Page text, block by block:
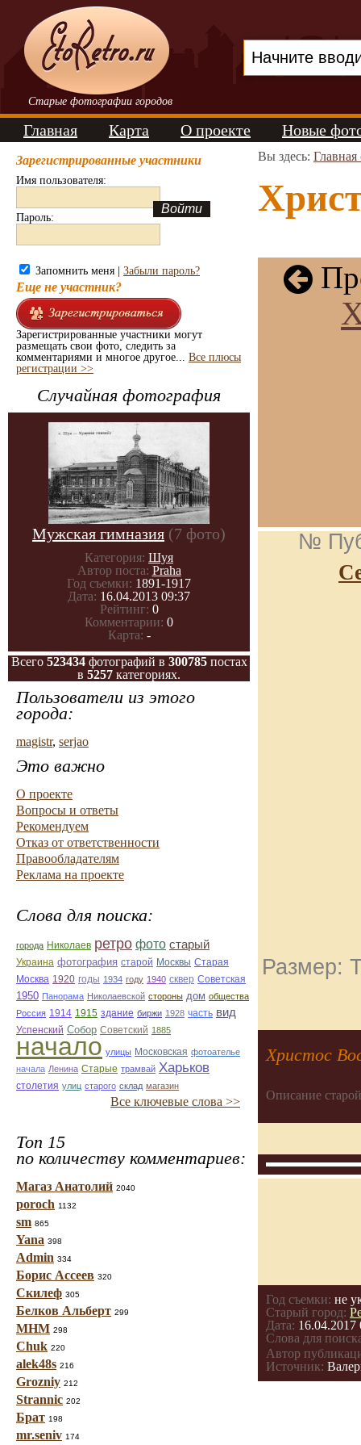
Старые фотографии городов
Главная Карта О проекте Новые
Зарегистрированные участники
Имя пользователя:
Пароль:
Запомнить меня | Забыли пароль?
Еще не участник?
Зарегистрированные участники могут
размещать свои фото, следить за
комментариями и многое другое... Все плюсы
регистрации >>
Случайная фотография
Мужская гимназия (7 фото)
Категория: Шуя
Автор поста: Praha
Год съемки: 1891-1917
Дата: 16.04.2013 09:37
Рейтинг: 0
Комментарии: 0
Карта: -
Всего 523434фотографий в 300785постах
в 5257 категориях.
Пользователи из этого
города:
magistr, serjao
Это важно
О проекте
Вопросы и ответы
Рекомендуем
Отказ от ответственности
Правообладателям
Реклама на проекте
Слова для поиска:
города Николаев ретро фото старый
Украина фотография старой Москвы Старая
Москва 1920 годы 1934 году 1940 сквер Советская
1950 Панорама Николаевской стороны дом общества
Россия 1914 1915 здание биржи 1928 часть вид
Успенский Собор Советский 1885
начало улицы Московская фотоателье
начала Ленина Старые трамвай Харьков
столетия улиц старого склад магазин
Все ключевые слова >>
Топ 15
по количеству комментариев:
Магаз Анатолий 2040
poroch 1132
sm 865
Yana 398
Admin 334
Борис Ассеев 320
Скилеф 305
Белков Альберт 299
МНМ 298
Chuk 220
alek48s 216
Grozniy 212
Strannic 202
Брат 198
mr.seniv 174
Вы здесь: Главная
№
Размер:
Христос
Описание
Год съемки: не
Старый город:
Дата: 16.04.2017
Слова для
Автор
Источник: